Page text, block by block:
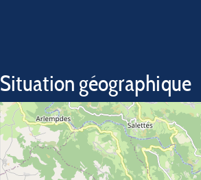
Situation géographique